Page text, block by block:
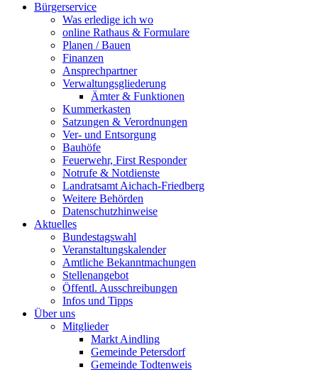
Bürgerservice
Was erledige ich wo
online Rathaus & Formulare
Planen / Bauen
Finanzen
Ansprechpartner
Verwaltungsgliederung
Ämter & Funktionen
Kummerkasten
Satzungen & Verordnungen
Ver- und Entsorgung
Bauhöfe
Feuerwehr, First Responder
Notrufe & Notdienste
Landratsamt Aichach-Friedberg
Weitere Behörden
Datenschutzhinweise
Aktuelles
Bundestagswahl
Veranstaltungskalender
Amtliche Bekanntmachungen
Stellenangebot
Öffentl. Ausschreibungen
Infos und Tipps
Über uns
Mitglieder
Markt Aindling
Gemeinde Petersdorf
Gemeinde Todtenweis